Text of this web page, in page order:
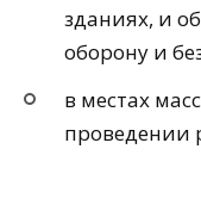
зданиях, и
оборону и
в местах
проведении